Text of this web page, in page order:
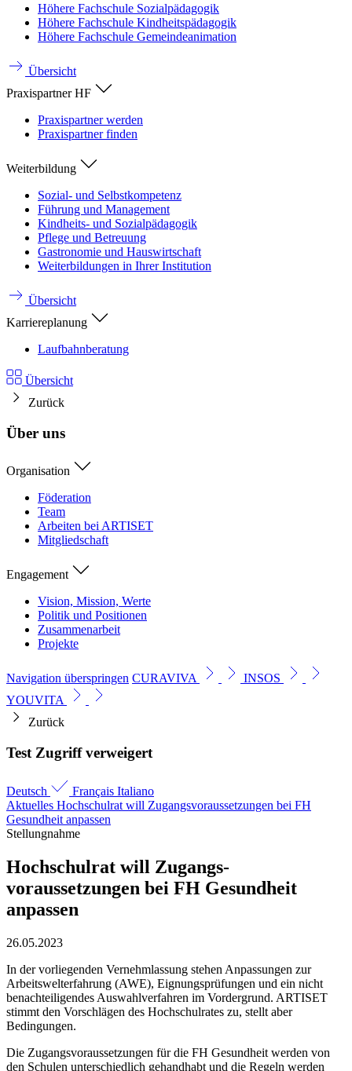
Höhere Fachschule Sozialpädagogik
Höhere Fachschule Kindheitspädagogik
Höhere Fachschule Gemeindeanimation
Übersicht
Praxispartner HF
Praxispartner werden
Praxispartner finden
Weiterbildung
Sozial- und Selbstkompetenz
Führung und Management
Kindheits- und Sozialpädagogik
Pflege und Betreuung
Gastronomie und Hauswirtschaft
Weiterbildungen in Ihrer Institution
Übersicht
Karriereplanung
Laufbahnberatung
Übersicht
Zurück
Über uns
Organisation
Föderation
Team
Arbeiten bei ARTISET
Mitgliedschaft
Engagement
Vision, Mission, Werte
Politik und Positionen
Zusammenarbeit
Projekte
Navigation überspringen CURAVIVA
INSOS
YOUVITA
Zurück
Test Zugriff verweigert
Deutsch Français Italiano
Aktuelles Hochschul­rat will Zugangs­voraussetzungen bei FH
Gesundheit anpassen
Stellungnahme
Hochschul­rat will Zugangs­
voraussetzungen bei FH Gesundheit
anpassen
26.05.2023
In der vorliegenden Vernehmlassung stehen Anpassungen zur
Arbeitswelterfahrung (AWE), Eignungsprüfungen und ein nicht
benachteiligendes Auswahlverfahren im Vordergrund. ARTISET
stimmt den Vorschlägen des Hochschulrates zu, stellt aber
Bedingungen.
Die Zugangsvoraussetzungen für die FH Gesundheit werden von
den Schulen unterschiedlich gehandhabt und die Regeln werden